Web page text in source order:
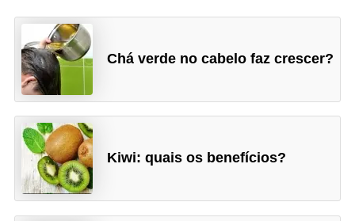
Chá verde no cabelo faz crescer?
Kiwi: quais os benefícios?